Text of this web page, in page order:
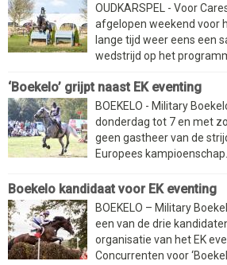
OUDKARSPEL - Voor
afgelopen weekend voor
lange tijd weer eens een
wedstrijd op het
‘Boekelo’ grijpt naast EK eventing
BOEKELO - Military
donderdag tot 7 en met
geen gastheer van de
Europees
Boekelo kandidaat voor EK eventing
BOEKELO – Military
een van de drie
organisatie van het EK
Concurrenten voor